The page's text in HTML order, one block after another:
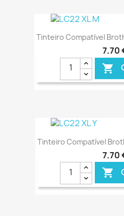
Tinteiro Compatível
7,70

Tinteiro Compatível
7,70
